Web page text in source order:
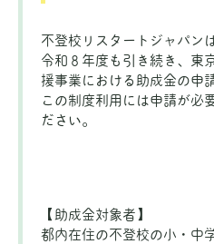
不登校リスタートジャパンは
令和８年度も引き続き、東
援事業における助成金の申
この制度利用には申請が必
ださい。
【助成金対象者】
都内在住の不登校の小・中